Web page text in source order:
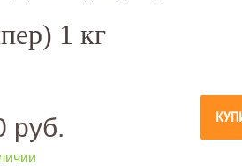
1 кг
руб.